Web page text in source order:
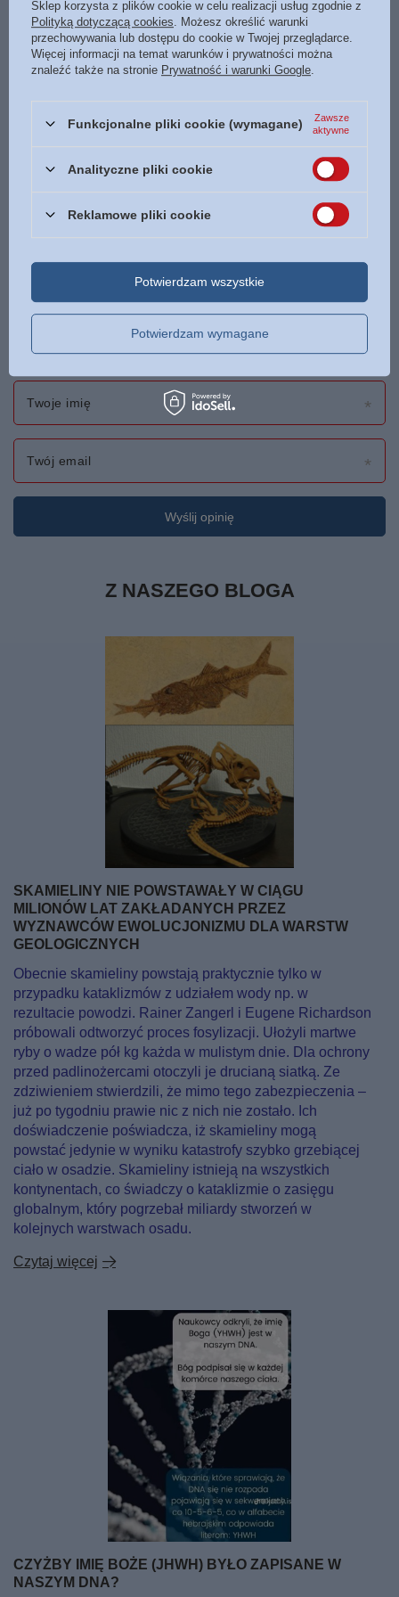
NAPISZ SWOJĄ OPINIĘ
Twoja ocena:
Twoje imię
Twój email
Wyślij opinię
Z NASZEGO BLOGA
SKAMIELINY NIE POWSTAWAŁY W CIĄGU
MILIONÓW LAT ZAKŁADANYCH PRZEZ
WYZNAWCÓW EWOLUCJONIZMU DLA WARSTW
GEOLOGICZNYCH
Obecnie skamieliny powstają praktycznie tylko w
przypadku kataklizmów z udziałem wody np. w
rezultacie powodzi. Rainer Zangerl i Eugene Richardson
próbowali odtworzyć proces fosylizacji. Ułożyli martwe
ryby o wadze pół kg każda w mulistym dnie. Dla ochrony
przed padlinożercami otoczyli je drucianą siatką. Ze
zdziwieniem stwierdzili, że mimo tego zabezpieczenia –
już po tygodniu prawie nic z nich nie zostało. Ich
doświadczenie poświadcza, iż skamieliny mogą
powstać jedynie w wyniku katastrofy szybko grzebiącej
ciało w osadzie. Skamieliny istnieją na wszystkich
kontynentach, co świadczy o kataklizmie o zasięgu
globalnym, który pogrzebał miliardy stworzeń w
kolejnych warstwach osadu.
Czytaj więcej
CZYŻBY IMIĘ BOŻE (JHWH) BYŁO ZAPISANE W
NASZYM DNA?
Sklep korzysta z plików cookie w celu realizacji usług zgodnie z
Polityką dotyczącą cookies . Możesz określić warunki
przechowywania lub dostępu do cookie w Twojej przeglądarce.
Więcej informacji na temat warunków i prywatności można
znaleźć także na stronie Prywatność i warunki Google
Funkcjonalne pliki cookie (wymagane)
Zawsze
aktywne
Analityczne pliki cookie
Reklamowe pliki cookie
Potwierdzam wymagane
Potwierdzam wszystkie